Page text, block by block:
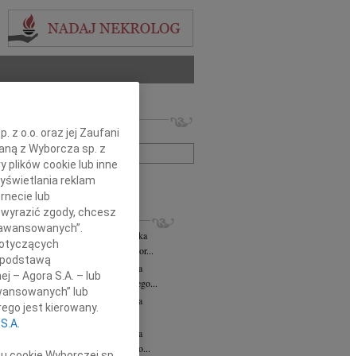
lub numer ogłoszenia:
+ szukanie zaawansowane
Kościelska06.08.2026
cała Polska
smutkiem żegnamy Panią Profesor...
Morozowski
cała Polska
Andrzeja Morozowskiego Wybitnego...
Morozowski
cała Polska
żalem żegnamy Andrzeja...
Morozowski
cała Polska
żalem przyjęliśmy wiadomość o...
z o.o. oraz jej Zaufani
z Wyborcza sp. z
plików cookie lub inne
reklam
lub
zgody, chcesz
– Agora S.A. – lub
lub
jest kierowany.